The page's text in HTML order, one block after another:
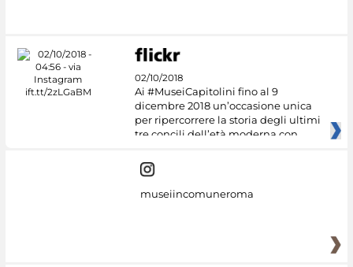
02/10/2018
Ai #MuseiCapitolini fino al 9
dicembre 2018 un’occasione unica
per ripercorrere la storia degli ultimi
tre concili dell’età moderna con
museiincomuneroma